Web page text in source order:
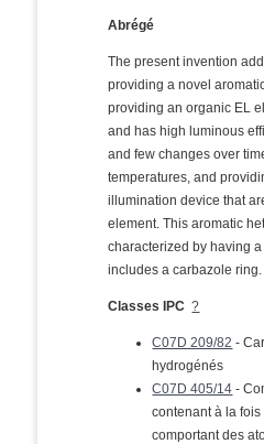
Abrégé
The present invention
providing a novel
providing an organic EL
and has high luminous
and few changes over
temperatures, and
illumination device that
element. This aromatic
characterized by having
includes a carbazole ring.
Classes IPC ?
C07D 209/82 -
hydrogénés
C07D 405/14 -
contenant à la
comportant des